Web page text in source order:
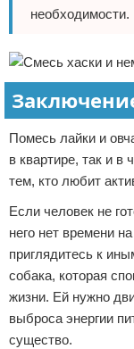
необходимости.
Помесь лайки и
в квартире, так и
тем, кто любит
Если человек не
него нет времени
приглядитесь к
собака, которая
жизни. Ей нужно
выброса энергии
существо.